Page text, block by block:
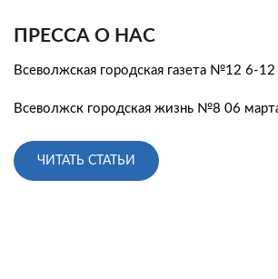
ПРЕССА О НАС
Всеволжская городская газета №12 6-
Всеволжск городская жизнь №8 06
ЧИТАТЬ СТАТЬИ